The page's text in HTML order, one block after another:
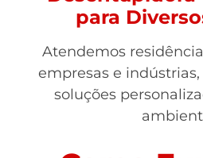
para
Atendemos
empresas e
soluções